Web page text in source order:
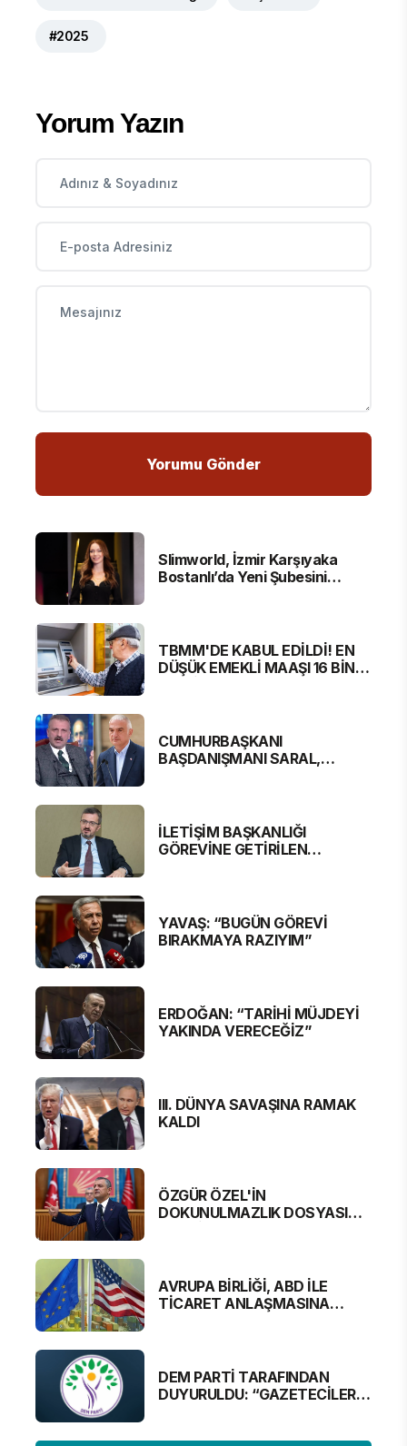
#2025
Yorum Yazın
Slimworld, İzmir Karşıyaka
Bostanlı’da Yeni Şubesini
TBMM'DE KABUL EDİLDİ! EN
DÜŞÜK EMEKLİ MAAŞI 16 BİN
CUMHURBAŞKANI
BAŞDANIŞMANI SARAL,
İLETİŞİM BAŞKANLIĞI
GÖREVİNE GETİRİLEN
YAVAŞ: “BUGÜN GÖREVİ
BIRAKMAYA RAZIYIM”
ERDOĞAN: “TARİHİ MÜJDEYİ
YAKINDA VERECEĞİZ”
III. DÜNYA SAVAŞINA RAMAK
KALDI
ÖZGÜR ÖZEL'İN
DOKUNULMAZLIK DOSYASI
AVRUPA BİRLİĞİ, ABD İLE
TİCARET ANLAŞMASINA
DEM PARTİ TARAFINDAN
DUYURULDU: “GAZETECİLER